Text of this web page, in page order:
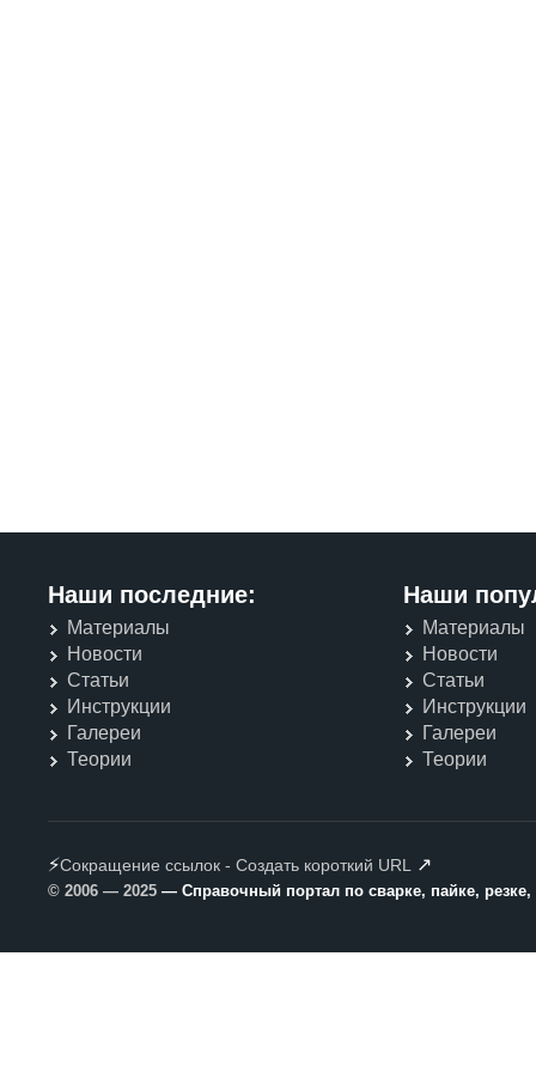
Наши последние:
Материалы
Новости
Статьи
Инструкции
Галереи
Теории
Наши
Материалы
Новости
Статьи
Инструкции
Галереи
Теории
⚡Сокращение ссылок - Создать короткий URL ↗
© 2006 — 2025 — Справочный портал по сварке, пайке,